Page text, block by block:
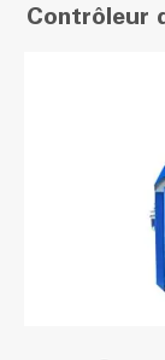
Contrôleur